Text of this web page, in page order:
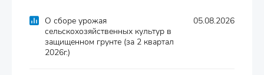
О сборе урожая
сельскохозяйственных культур в
защищенном грунте (за 2 квартал
2026г.)
05.08.2026